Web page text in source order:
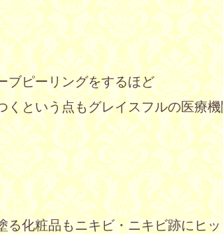
ブピーリングをするほど
くという点もグレイスフルの医療
る化粧品もニキビ・ニキビ跡にヒ